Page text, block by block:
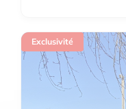
Exclusivité